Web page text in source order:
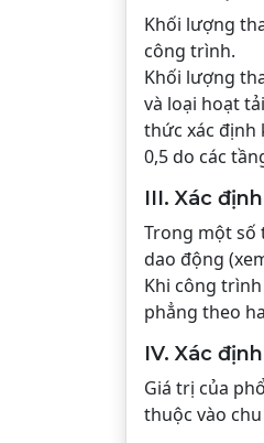
Khối lượng
công trình.
Khối lượng
và loại hoạt
thức xác định
0,5 do các
III. Xác
Trong một số
dao động
Khi công
phẳng theo
IV. Xác
Giá trị của
thuộc vào